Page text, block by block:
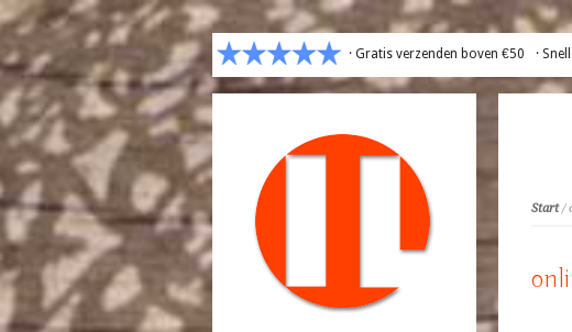
· Gratis verzenden boven €50 ·
Start/